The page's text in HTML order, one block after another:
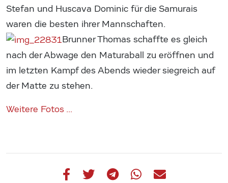
Stefan und Huscava Dominic für die Samurais
waren die besten ihrer Mannschaften.
Brunner Thomas schaffte es gleich
nach der Abwage den Maturaball zu eröffnen und
im letzten Kampf des Abends wieder siegreich auf
der Matte zu stehen.
Weitere Fotos …